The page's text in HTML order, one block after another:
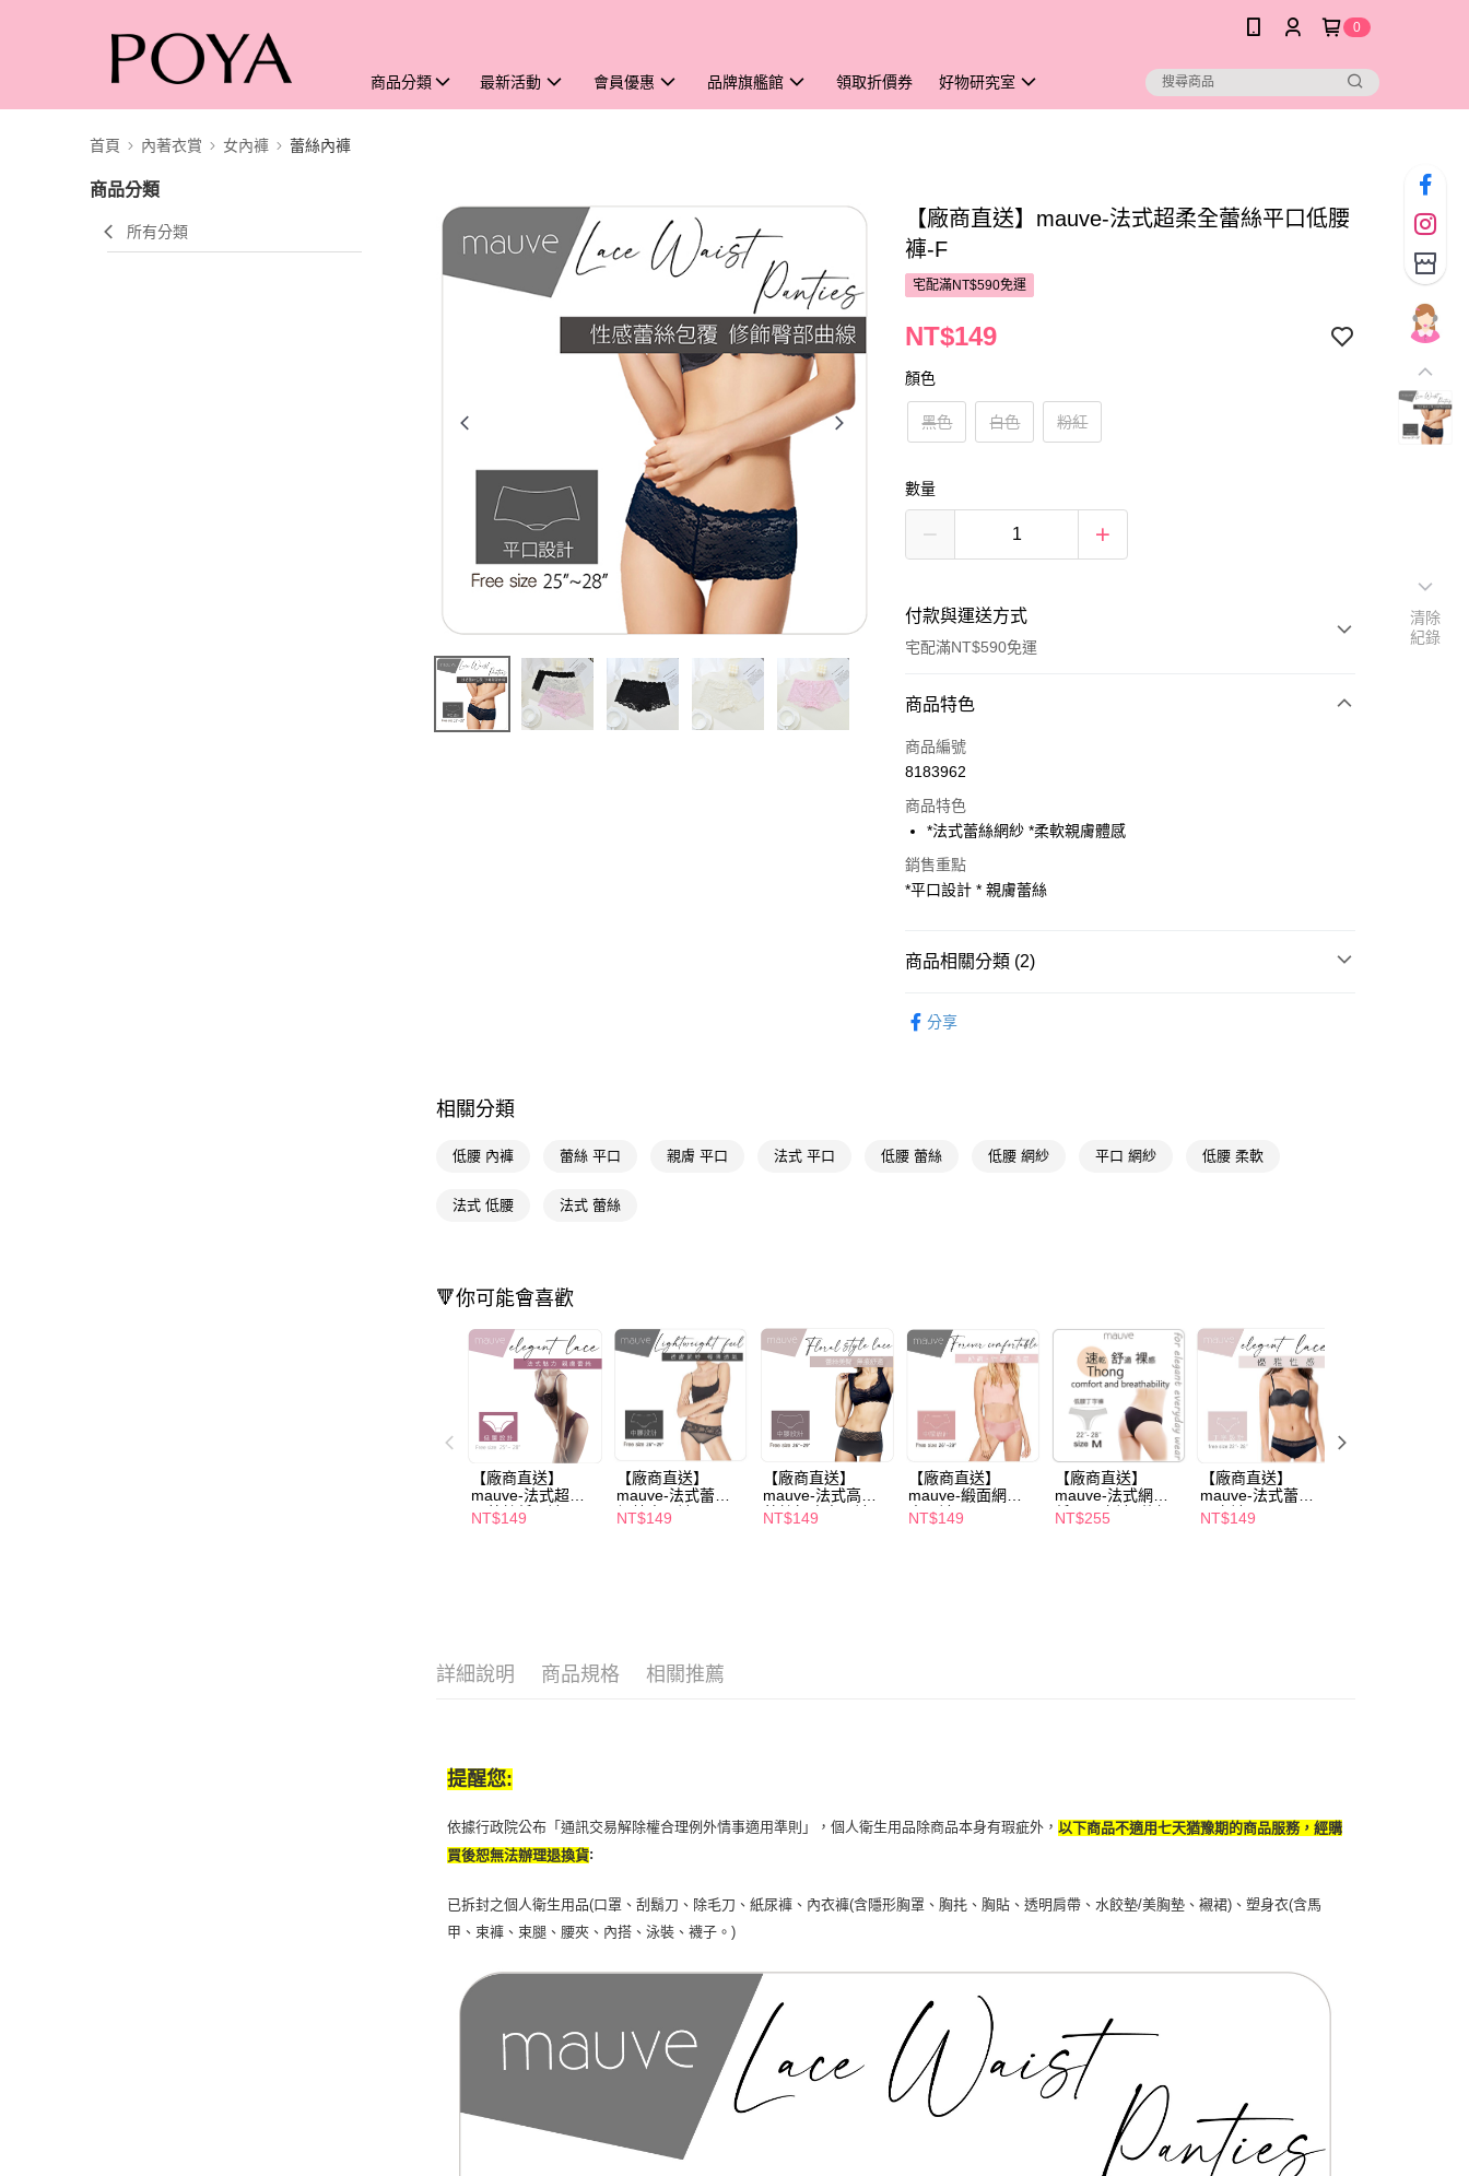
0
商品分類 最新活動 會員優惠 品牌旗艦館 領取折價券 好物研究室
首頁 內著衣賞 女內褲 蕾絲內褲
商品分類
所有分類
【廠商直送】mauve-法式超柔全蕾絲平口低腰
褲-F
宅配滿NT$590免運
NT$149
顏色
黑色 白色 粉紅
數量
付款與運送方式
宅配滿NT$590免運
付款方式
POYA支付
LINE Pay
Apple Pay
AFTEE先享後付
２．便利：只要手機號碼，簡訊認證，即可結帳。
※ 請注意：結帳手續完成當下不需立刻繳費，但若您需要取消訂單，請聯
絡購買商品的店家。未經商家同意取消之訂單仍視為有效，需透過AFTEE
先享後付繳納相關費用。
※ 交易是否成功請以「AFTEE先享後付 」之結帳頁面顯示為準，若有關於
是否繳費成功／繳費後需取消欲退款等相關疑問，請聯繫「AFTEE先享後
付客戶支援中心」https://netprotections.freshdesk.com/support/home
【注意事項】
１．透過由恩沛科技股份有限公司提供之「AFTEE先享後付」服務完成之
交易，需依本服務之必要範圍內提供個人資料，並將交易相關給付款項請
求債權轉讓予恩沛科技股份有限公司。
宅配(廠商直送🚚)
商品特色
商品編號
8183962
商品特色
*法式蕾絲網紗 *柔軟親膚體感
銷售重點
*平口設計 * 親膚蕾絲
商品相關分類 (2)
分享
相關分類
低腰 內褲 蕾絲 平口 親膚 平口 法式 平口 低腰 蕾絲 低腰 網紗 平口 網紗 低腰 柔軟
法式 低腰 法式 蕾絲
🔻你可能會喜歡
【廠商直送】
mauve-法式超柔
全蕾絲低腰褲-F
NT$149
【廠商直送】
mauve-法式蕾絲
網紗中腰褲-F
NT$149
【廠商直送】
mauve-法式高腰
蕾絲無痕中腰褲-F
NT$149
【廠商直送】
mauve-緞面網紗
中腰褲-F
NT$149
【廠商直送】
mauve-法式網紗
低腰丁字褲2件組-
黑/白M
NT$255
【廠商直送】
mauve-法式蕾絲
丁字褲-F
NT$149
詳細說明 商品規格 相關推薦
提醒您:
依據行政院公布「通訊交易解除權合理例外情事適用準則」，個人衛生用品除商品本身有瑕疵外，以下商品不適用七天猶豫期的商品服務，經購
買後恕無法辦理退換貨:
已拆封之個人衛生用品(口罩、刮鬍刀、除毛刀、紙尿褲、內衣褲(含隱形胸罩、胸扥、胸貼、透明肩帶、水餃墊/美胸墊、襯裙)、塑身衣(含馬
甲、束褲、束腿、腰夾、內搭、泳裝、襪子。)
清除
紀錄